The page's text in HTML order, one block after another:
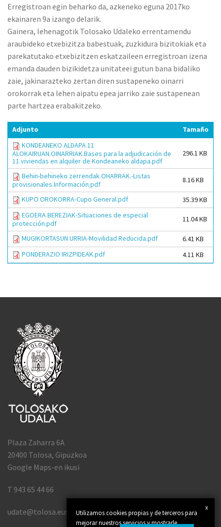
Erregistroan egin beharko da, azkeneko eguna 2017ko
ekainaren 9a izango delarik.
Gainera, lehenagotik Tolosako Udaleko errentamendu
araubideko etxebizitza babestuak, zuzkidura bizitokiak eta
parekatutako etxebizitzen eskatzaileen erregistroan izena
emanda dauden bizikidetza unitateei gutun bana bidaliko
zaie, jakinarazteko zertan diren sustapeneko oinarri
orokorrak eta lehen aipatu epea jarriko zaie sustapenean
parte hartzea erabakitzeko.
Adjunto
Tamaño
KONDEANEKO ALDAPA 11
ALOKAIRUAN.OINARRIAK.Bases para la adjudicación de
11 viviendas en alquiler de Kondeaneko aldapa.pdf
296.1 KB
Behin-behineko zerrendak.OHARRAK.-Listas
provisionales.Información.pdf
8.16 KB
KUPO OROKORRA-Cupo General.pdf
35.39 KB
EGOERA BEREZIAK-Situaciones de especial
protección.pdf
11.04 KB
MUGIKORTASUN URRIA-Movilidad Reducida.pdf
6.41 KB
PONDERAZIO IRIZPIDEAK.pdf
4.11 KB
x
Utilizamos cookies propias y de terceros para
mejorar nuestros servicios y mostrarle
Plaza Zaharra 6A
20400 Tolosa, Gipuzkoa
Google Maps-en ikusi
T 943 65 44 66
udate@tolosa.eus